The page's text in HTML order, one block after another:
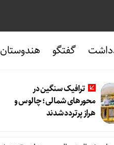
گفتگو هندوستان
ترافیک سنگین در
محورهای شمالی؛ چالوس و
هراز پرتردد شدند